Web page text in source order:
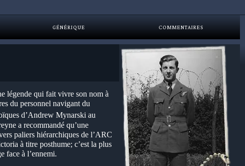
GÉNÉRIQUE COMMENTAIRES
légende qui fait vivre son nom à
du personnel navigant du
d’Andrew Mynarski au
a recommandé qu’une
paliers hiérarchiques de l’ARC
à titre posthume; c’est la plus
face à l’ennemi.